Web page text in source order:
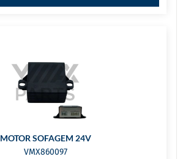
MOTOR SOFAGEM 24V
VMX860097